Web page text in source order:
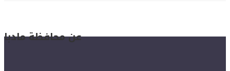
عن محافظة مادبا